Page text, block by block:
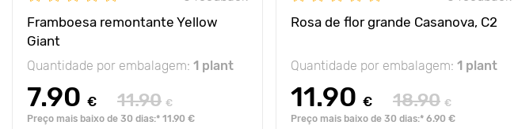
Framboesa remontante Yellow
Giant
Quantidade por embalagem: 1 plant
7.90 € 11.90 €
Preço mais baixo de 30 dias:* 11.90 €
Rosa de flor grande Casanova, C2
Quantidade por embalagem: 1 plant
11.90 € 18.90 €
Preço mais baixo de 30 dias:* 6.90 €